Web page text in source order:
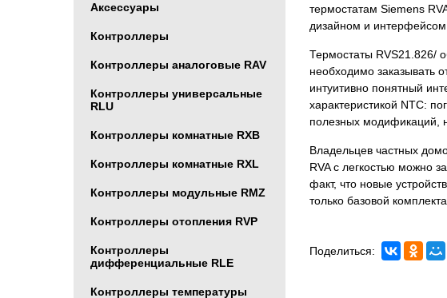
Аксессуары
Контроллеры
Контроллеры аналоговые RAV
Контроллеры универсальные
RLU
Контроллеры комнатные RXB
Контроллеры комнатные RXL
Контроллеры модульные RMZ
Контроллеры отопления RVP
Контроллеры
дифференциальные RLE
Контроллеры температуры
термостатам Siemens
дизайном и
Термостаты RVS21.826/
необходимо заказывать
интуитивно понятный
характеристикой NTC:
полезных модификаций,
Владельцев частных
RVA с легкостью можно
факт, что новые
только базовой
Поделиться: